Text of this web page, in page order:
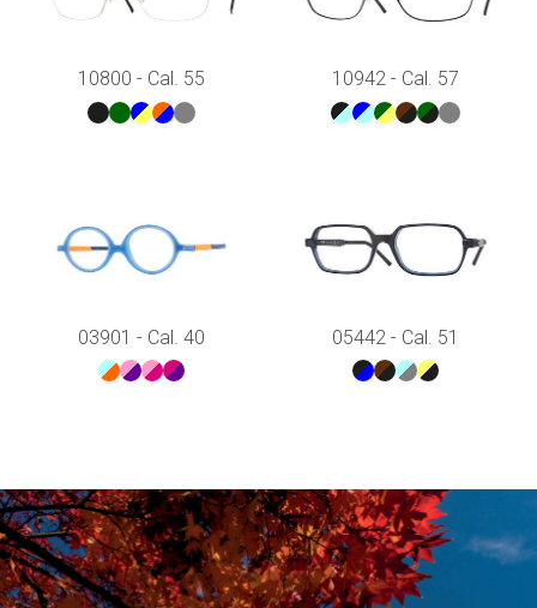
10800 - Cal. 55 10942 - Cal. 57
03901 - Cal. 40 05442 - Cal. 51